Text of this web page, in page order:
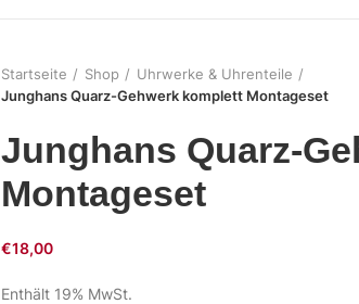
Startseite Shop
Uhrwerke & Uhrenteile
Junghans Quarz-Gehwerk komplett Montageset
Junghans Quarz-
Montageset
€18,00
Enthält 19% MwSt.